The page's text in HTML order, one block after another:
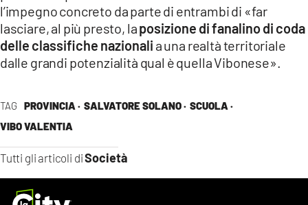
TAG PROVINCIA · SALVATORE SOLANO · SCUOLA ·
VIBO VALENTIA
Tutti gli articoli diSocietà
l’impegno concreto da parte di entrambi di «far
lasciare, al più presto, laposizione di fanalino di coda
delle classifiche nazionali a una realtà territoriale
dalle grandi potenzialità qual è quella Vibonese».